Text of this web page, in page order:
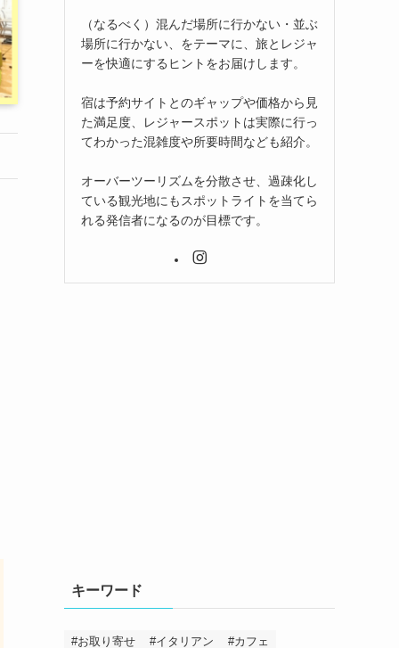
（なるべく）混んだ場所に行かない・並ぶ
場所に行かない、をテーマに、旅とレジャ
ーを快適にするヒントをお届けします。
宿は予約サイトとのギャップや価格から見
た満足度、レジャースポットは実際に行っ
てわかった混雑度や所要時間なども紹介。
オーバーツーリズムを分散させ、過疎化し
ている観光地にもスポットライトを当てら
れる発信者になるのが目標です。
キーワード
お取り寄せ イタリアン
カフェ